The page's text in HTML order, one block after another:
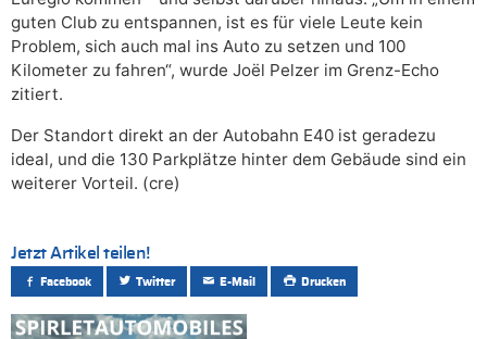
guten Club zu entspannen, ist es für viele Leute kein
Problem, sich auch mal ins Auto zu setzen und 100
Kilometer zu fahren“, wurde Joël Pelzer im Grenz-Echo
zitiert.
Der Standort direkt an der Autobahn E40 ist geradezu
ideal, und die 130 Parkplätze hinter dem Gebäude sind ein
weiterer Vorteil. (cre)
Jetzt Artikel teilen!
Facebook Twitter E-Mail Drucken